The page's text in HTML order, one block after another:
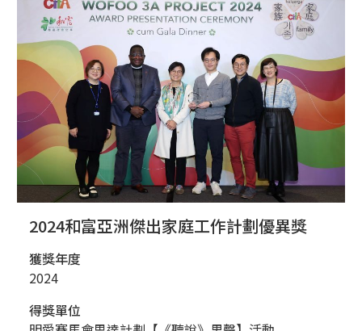
2024和富亞洲傑出家庭工作計劃優異獎
獲獎年度
2024
得獎單位